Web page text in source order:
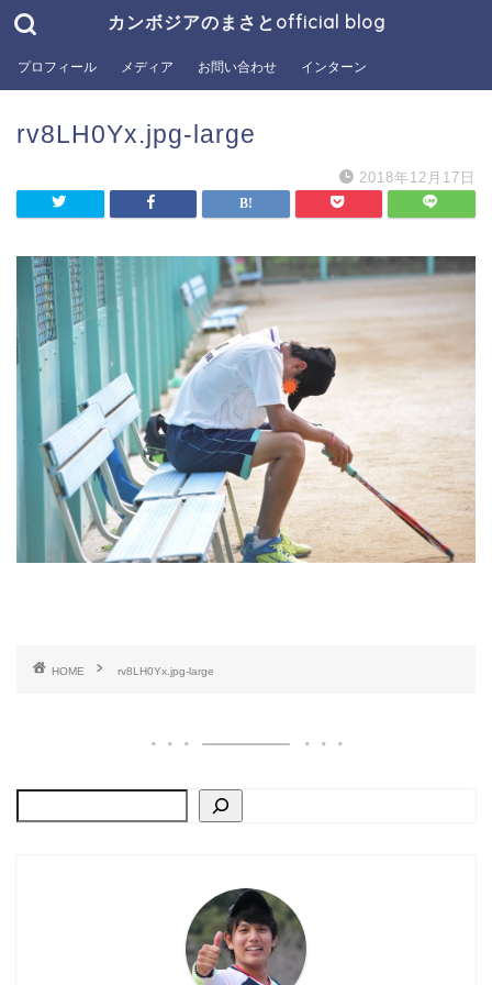
カンボジアのまさとofficial blog
プロフィール メディア お問い合わせ インターン
rv8LH0Yx.jpg-large
2018年12月17日
HOME rv8LH0Yx.jpg-large